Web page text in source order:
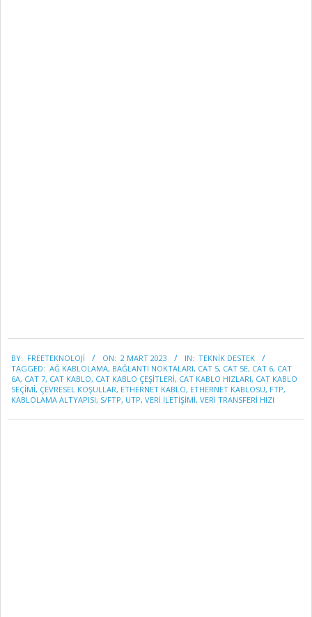
03-
02
BY: FREETEKNOLOJI ON: 2 MART 2023 IN: TEKNİK DESTEK
TAGGED: AĞ KABLOLAMA, BAĞLANTI NOKTALARI, CAT 5, CAT 5E, CAT 6, CAT
6A, CAT 7, CAT KABLO, CAT KABLO ÇEŞITLERI, CAT KABLO HIZLARI, CAT KABLO
SEÇIMI, ÇEVRESEL KOŞULLAR, ETHERNET KABLO, ETHERNET KABLOSU, FTP,
KABLOLAMA ALTYAPISI, S/FTP, UTP, VERI ILETIŞIMI, VERI TRANSFERI HIZI